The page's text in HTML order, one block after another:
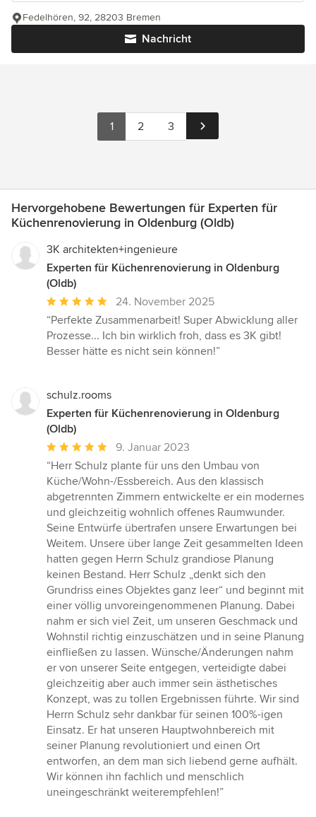
Nachricht
Fedelhören, 92, 28203 Bremen
1 2 3
Hervorgehobene Bewertungen für Experten für
Küchenrenovierung in Oldenburg (Oldb)
3K architekten+ingenieure
Experten für Küchenrenovierung in Oldenburg
(Oldb)
Durchschnittliche
Bewertung:
5
von
24. November 2025
“Perfekte Zusammenarbeit! Super Abwicklung aller
Prozesse... Ich bin wirklich froh, dass es 3K gibt!
Besser hätte es nicht sein können!”
schulz.rooms
Experten für Küchenrenovierung in Oldenburg
(Oldb)
Durchschnittliche
Bewertung:
5
von
5
Sternen
9. Januar 2023
“Herr Schulz plante für uns den Umbau von
Küche/Wohn-/Essbereich. Aus den klassisch
abgetrennten Zimmern entwickelte er ein modernes
und gleichzeitig wohnlich offenes Raumwunder.
Seine Entwürfe übertrafen unsere Erwartungen bei
Weitem. Unsere über lange Zeit gesammelten Ideen
hatten gegen Herrn Schulz grandiose Planung
keinen Bestand. Herr Schulz „denkt sich den
Grundriss eines Objektes ganz leer“ und beginnt mit
einer völlig unvoreingenommenen Planung. Dabei
nahm er sich viel Zeit, um unseren Geschmack und
Wohnstil richtig einzuschätzen und in seine Planung
einfließen zu lassen. Wünsche/Änderungen nahm
er von unserer Seite entgegen, verteidigte dabei
gleichzeitig aber auch immer sein ästhetisches
Konzept, was zu tollen Ergebnissen führte. Wir sind
Herrn Schulz sehr dankbar für seinen 100%-igen
Einsatz. Er hat unseren Hauptwohnbereich mit
seiner Planung revolutioniert und einen Ort
entworfen, an dem man sich liebend gerne aufhält.
Wir können ihn fachlich und menschlich
uneingeschränkt weiterempfehlen!”